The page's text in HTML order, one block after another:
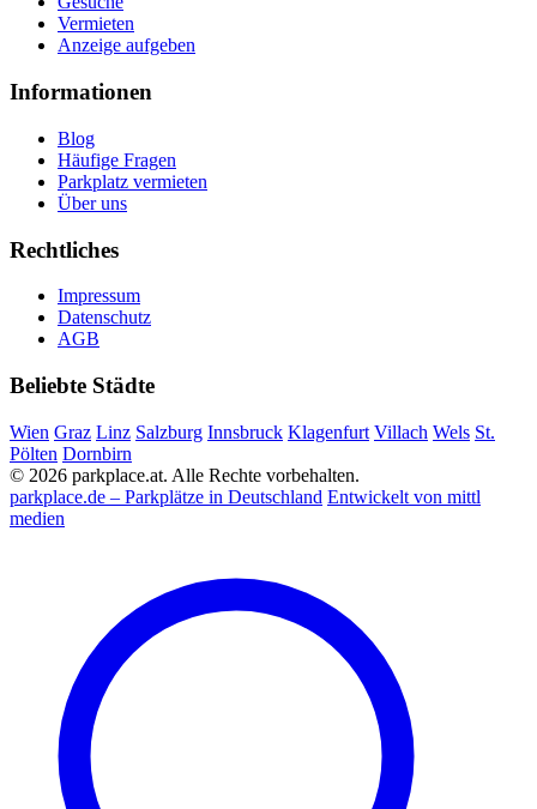
Vermieten
Anzeige aufgeben
Informationen
Blog
Häufige Fragen
Parkplatz vermieten
Über uns
Rechtliches
Impressum
Datenschutz
AGB
Beliebte Städte
Wien Graz Linz Salzburg Innsbruck Klagenfurt Villach Wels St.
Pölten Dornbirn
© 2026 parkplace.at. Alle Rechte vorbehalten.
parkplace.de – Parkplätze in Deutschland Entwickelt von mittl
medien